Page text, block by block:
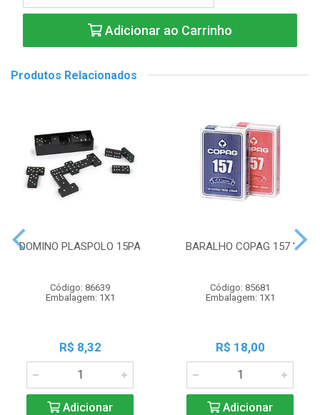
Adicionar ao Carrinho
Produtos Relacionados
DOMINO PLASPOLO 15PA
Código: 86639
Embalagem: 1X1
R$ 8,32
Adicionar
BARALHO COPAG 157 '
Código: 85681
Embalagem: 1X1
R$ 18,00
Adicionar